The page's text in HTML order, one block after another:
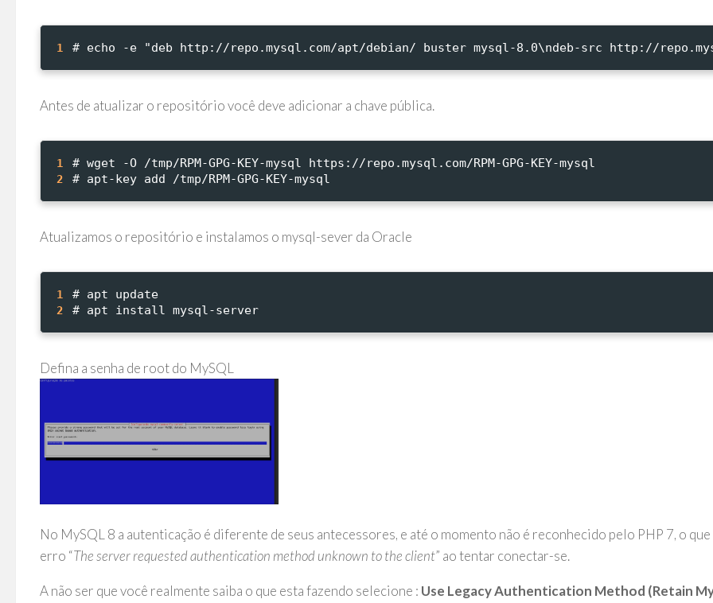
1 # echo -e "deb http://repo.mysql.com/apt/debian/ buster mysql-8.0\ndeb-src http://
Antes de atualizar o repositório você deve adicionar a chave pública.
1 # wget -O /tmp/RPM-GPG-KEY-mysql https://repo.mysql.com/RPM-GPG-KEY-mysql
2 # apt-key add /tmp/RPM-GPG-KEY-mysql
Atualizamos o repositório e instalamos o mysql-sever da Oracle
1 # apt update
2 # apt install mysql-server
Defina a senha de root do MySQL
No MySQL 8 a autenticação é diferente de seus antecessores, e até o momento não é reconhecido pelo PHP 7, o que
erro “The server requested authentication method unknown to the client” ao tentar conectar-se.
A não ser que você realmente saiba o que esta fazendo selecione : Use Legacy Authentication Method (Retain